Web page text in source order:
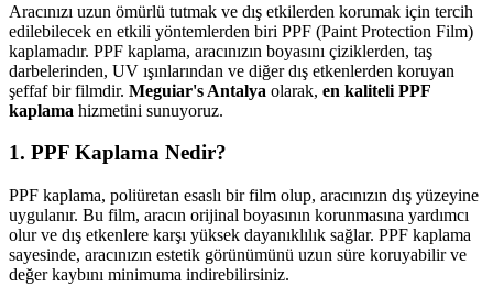
Aracınızı uzun ömürlü tutmak ve dış etkilerden korumak için tercih
edilebilecek en etkili yöntemlerden biri PPF (Paint Protection Film)
kaplamadır. PPF kaplama, aracınızın boyasını çiziklerden, taş
darbelerinden, UV ışınlarından ve diğer dış etkenlerden koruyan
şeffaf bir filmdir. Meguiar's Antalya olarak, en kaliteli PPF
kaplama hizmetini sunuyoruz.
1. PPF Kaplama Nedir?
PPF kaplama, poliüretan esaslı bir film olup, aracınızın dış yüzeyine
uygulanır. Bu film, aracın orijinal boyasının korunmasına yardımcı
olur ve dış etkenlere karşı yüksek dayanıklılık sağlar. PPF kaplama
sayesinde, aracınızın estetik görünümünü uzun süre koruyabilir ve
değer kaybını minimuma indirebilirsiniz.